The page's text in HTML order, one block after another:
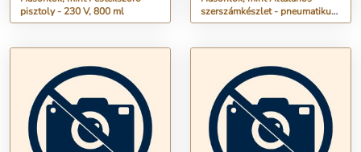
pisztoly - 230 V, 800 ml
szerszámkészlet - pneumatikus
- levegő-, festék-, olajpisztoly -